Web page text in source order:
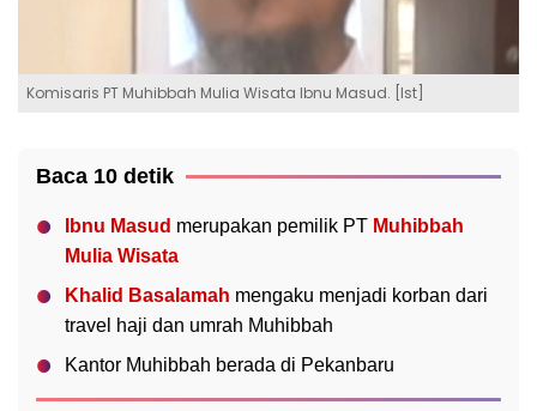
Komisaris PT Muhibbah Mulia Wisata Ibnu Masud. [Ist]
Baca 10 detik
Ibnu Masud merupakan pemilik PT Muhibbah
Mulia Wisata
Khalid Basalamah mengaku menjadi korban dari
travel haji dan umrah Muhibbah
Kantor Muhibbah berada di Pekanbaru